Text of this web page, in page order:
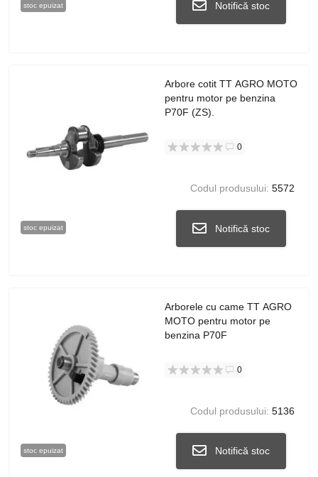
stoc epuizat Notifică stoc
stoc epuizat
Arbore cotit TT AGRO MOTO
pentru motor pe benzina
P70F (ZS).
0
Codul produsului: 5572
Notifică stoc
stoc epuizat
Arborele cu came TT AGRO
MOTO pentru motor pe
benzina P70F
0
Codul produsului: 5136
Notifică stoc